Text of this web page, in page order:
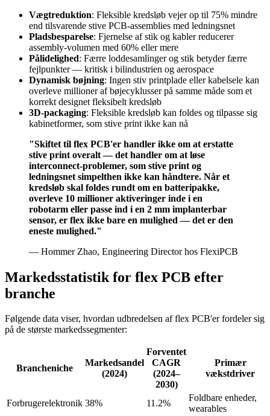
Vægtreduktion: Fleksible kredsløb vejer op til 75% mindre
end tilsvarende stive PCB-assemblies med ledningsnet
Pladsbesparelse: Fjernelse af stik og kabler reducerer
assembly-volumen med 60% eller mere
Pålidelighed: Færre loddesamlinger og stik betyder færre
fejlpunkter — kritisk i bilindustrien og aerospace
Dynamisk bøjning: Ingen stiv printplade eller kabelsele kan
overleve millioner af bøjecyklusser på samme måde som et
korrekt designet fleksibelt kredsløb
3D-packaging: Fleksible kredsløb kan foldes og tilpasse sig
kabinetformer, som stive print ikke kan nå
"Skiftet til flex PCB'er handler ikke om at erstatte
stive print overalt — det handler om at løse
interconnect-problemer, som stive print og
ledningsnet simpelthen ikke kan håndtere. Når et
kredsløb skal foldes rundt om en batteripakke,
overleve 10 millioner aktiveringer inde i en
robotarm eller passe ind i en 2 mm implanterbar
sensor, er flex ikke bare en mulighed — det er den
eneste mulighed."
— Hommer Zhao, Engineering Director hos FlexiPCB
Markedsstatistik for flex PCB efter
branche
Følgende data viser, hvordan udbredelsen af flex PCB'er fordeler sig
på de største markedssegmenter:
Brancheniche
Markedsandel
(2024)
Forventet
CAGR
(2024–
2030)
Primær
vækstdriver
Forbrugerelektronik 38% 11.2%
Foldbare enheder,
wearables